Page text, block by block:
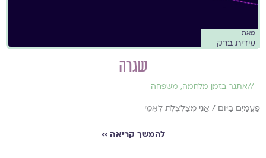
מאת
עידית ברק
שגרה
//אתגר בזמן מלחמה, משפחה
פַּעֲמַיִם בַּיּוֹם / אֲנִי מְצַלְצֶלֶת לְאִמִּי
להמשך קריאה ››